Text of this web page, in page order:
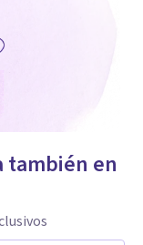
también en